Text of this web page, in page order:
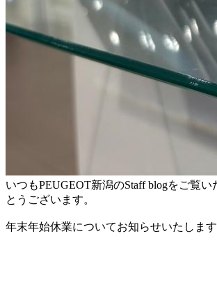
いつもPEUGEOT新潟のStaff blogをご覧
とうございます。
年末年始休業についてお知らせいたしま